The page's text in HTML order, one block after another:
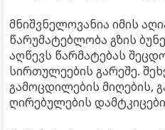
მნიშვნელოვანია იმის
წარუმატებლობა გზის
აღწევს წარმატებას
სირთულეების გარეშე.
გამოცდილების მიღების,
ღირებულების